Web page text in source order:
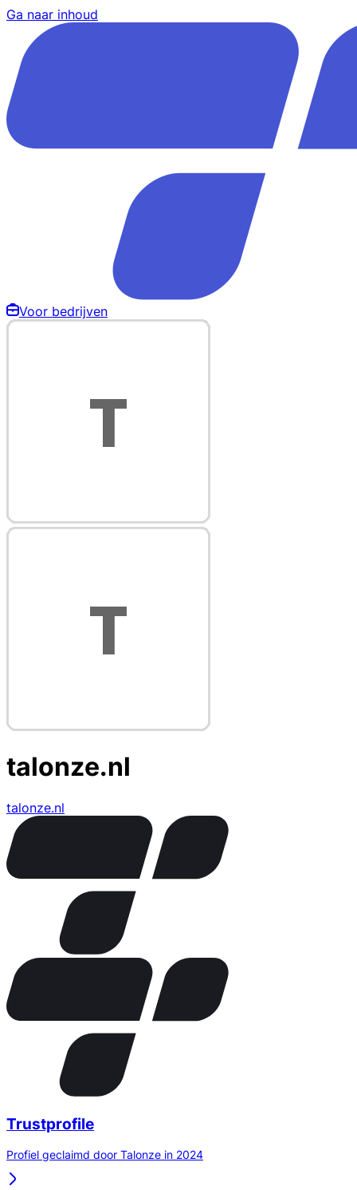
Ga naar inhoud
Voor bedrijven
talonze.nl
talonze.nl
Trustprofile
Profiel geclaimd door Talonze in 2024